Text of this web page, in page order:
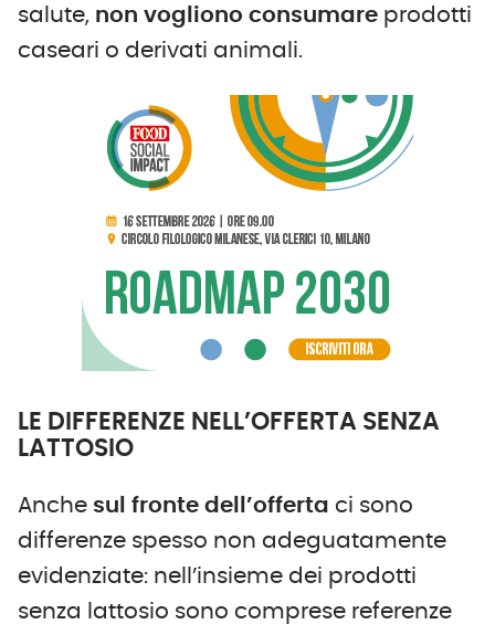
salute, non vogliono consumare prodotti
caseari o derivati animali.
LE DIFFERENZE NELL’OFFERTA SENZA
LATTOSIO
Anche sul fronte dell’offerta ci sono
differenze spesso non adeguatamente
evidenziate: nell’insieme dei prodotti
senza lattosio sono comprese referenze